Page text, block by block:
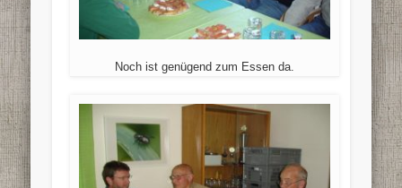
Noch ist genügend zum Essen da.